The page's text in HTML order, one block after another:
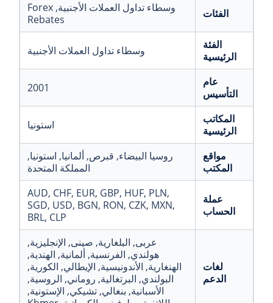
الفئات وسطاء تداول العملات الأجنبية , Forex
Rebates
الفئة
الرئيسية
وسطاء تداول العملات الأجنبية
عام
التأسيس
2001
المكاتب
الرئيسية
استونيا
مواقع
المكتب
روسيا البيضاء, قبرص, ألمانيا, استونيا,
المملكة المتحدة
عملة
الحساب
AUD, CHF, EUR, GBP, HUF, PLN,
SGD, USD, BGN, RON, CZK, MXN,
BRL, CLP
لغات
الدعم
عربى, البلغارية, صينى, الإنجليزية,
هولندي, الفرنسية, ألمانية, الهندية,
الهنغارية, الأندونيسية, الإيطالي, الكورية,
البولندي, البرتغالية, روماني, الروسية,
الأسبانية, بنغالي, تشيكي, الإستونية,